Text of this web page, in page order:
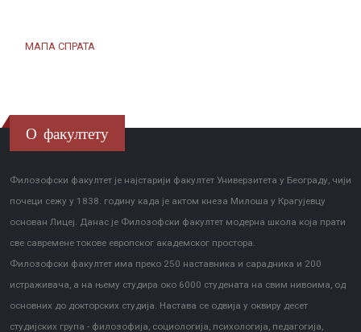
МАПА СПРАТА
О факултету
Филозофски факултет је најстарији факултет Универзитета у Београду, чији
почеци сежу у 1838. годину када је актом кнеза Милоша у Крагујевцу
основан Лицеј. Данас је Филозофски факултет модерна школа која прати
све савремене токове европског академског простора.
Филозофски факултет има преко 250 наставника и сарадника и 200
истраживача, а на њему студира око 6000 студената на свим нивоима, од
основних до докторских студија. Настава се одвија у оквиру десет
студијских група - филозофија, социологија, психологија, педагогија,